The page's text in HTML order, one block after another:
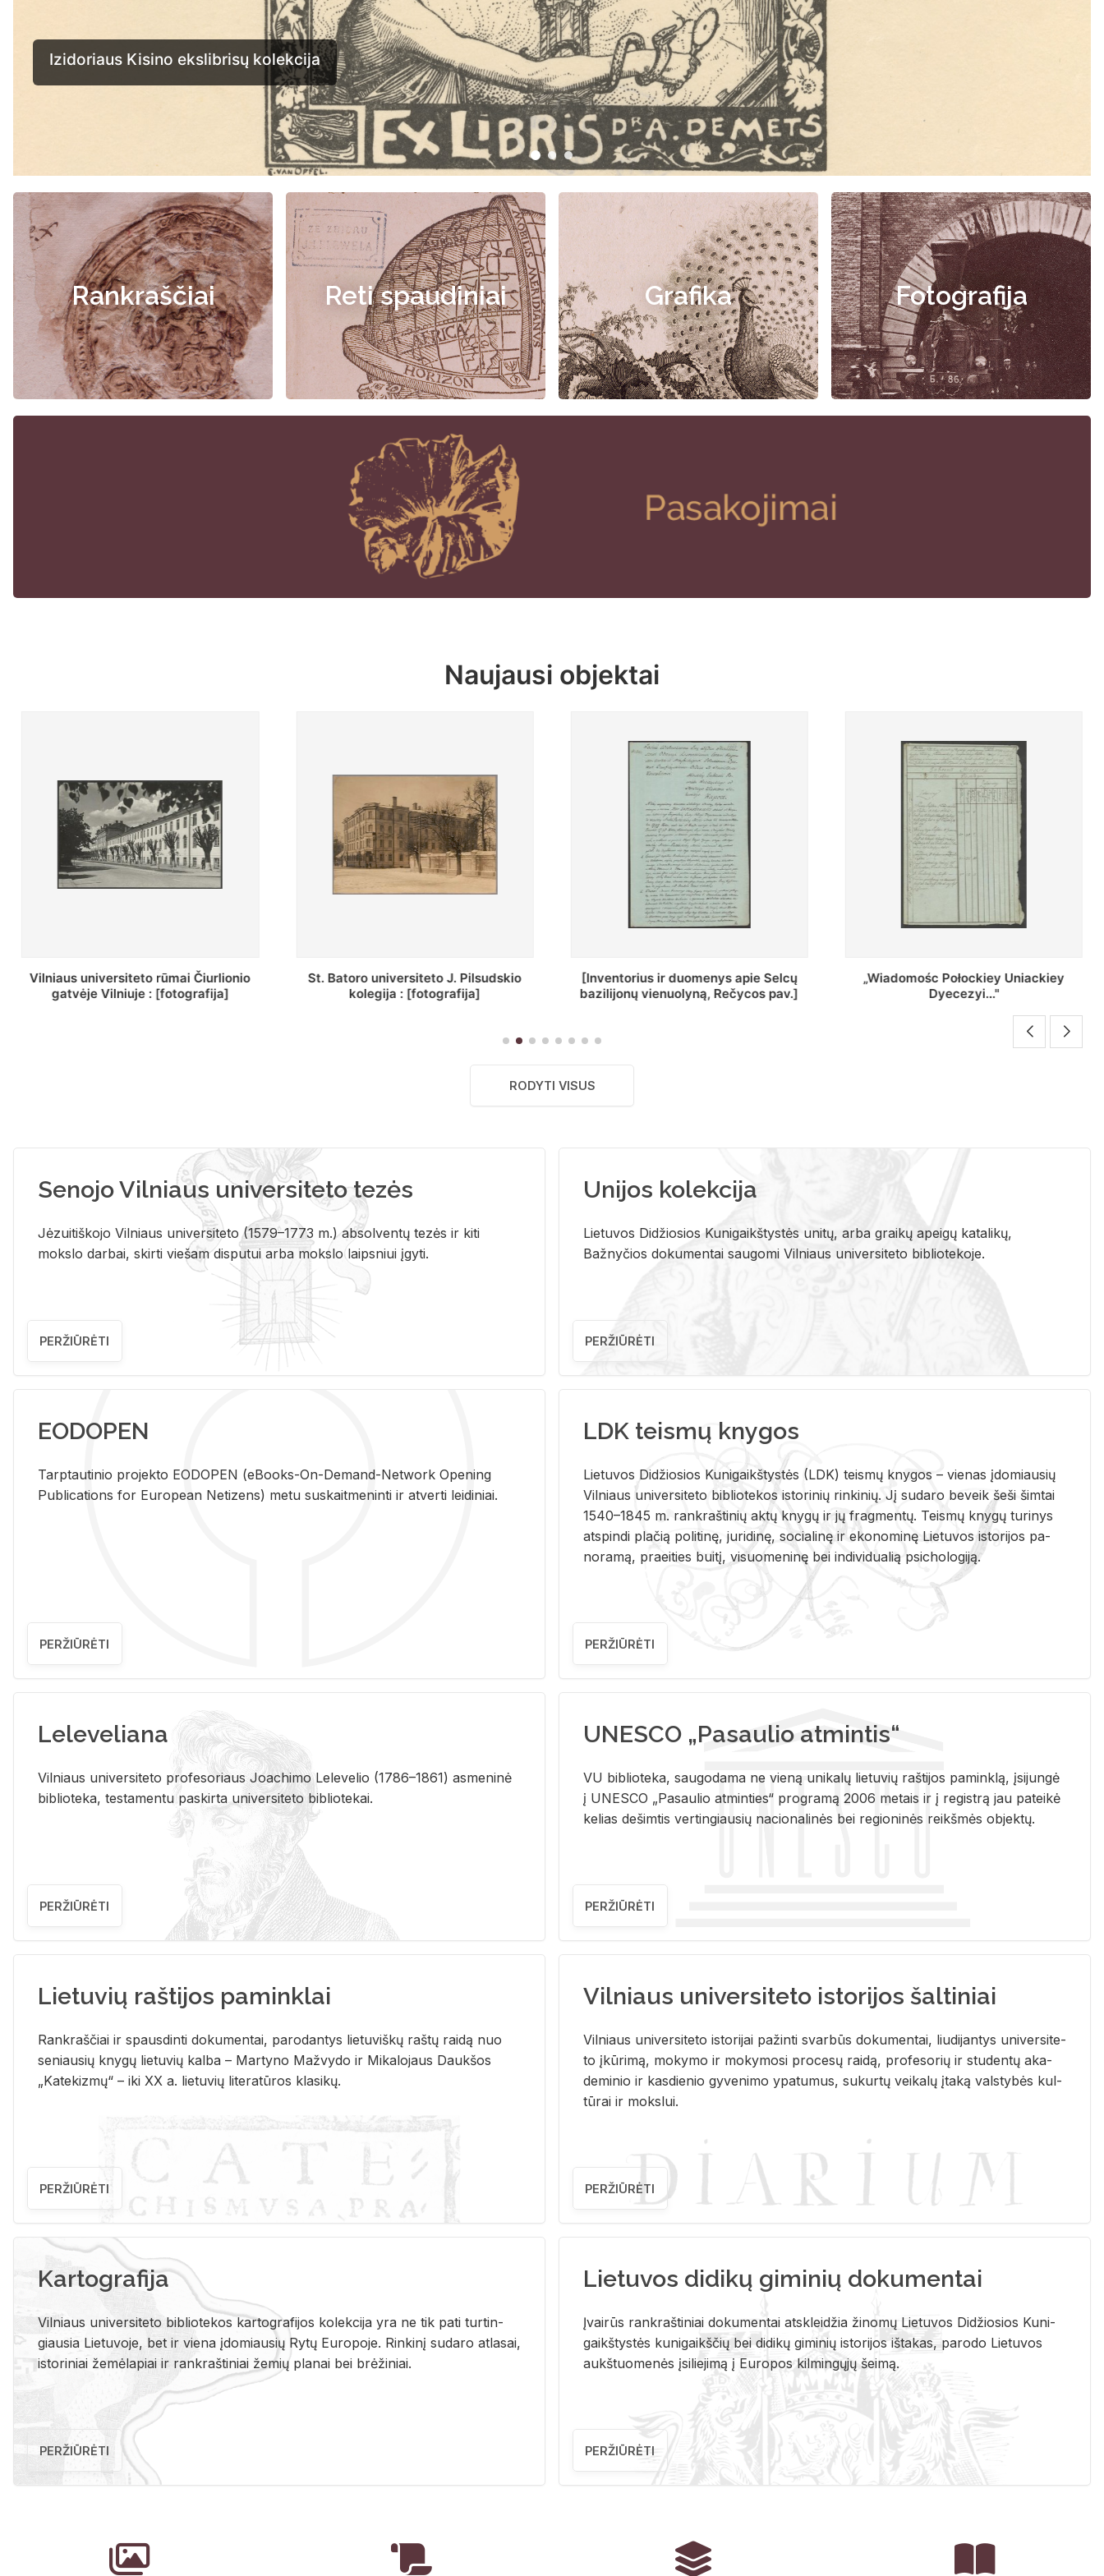
Rankraščiai Reti spaudiniai Grafika Fotografija
Naujausi objektai
St. Batoro universiteto J. Pilsudskio
kolegija : [fotografija]
[Inventorius ir duomenys apie Selcų
bazilijonų vienuolyną, Rečycos pav.]
„Wiadomośc Połockiey Uniackiey
Dyecezyi..."
Regestr Parochow Dekanatu
Brzeskiego
RODYTI VISUS
Senojo Vilniaus universiteto tezės
Jėzuitiškojo Vilniaus universiteto (1579–1773 m.) absolventų tezės ir kiti
mokslo darbai, skirti viešam disputui arba mokslo laipsniui įgyti.
PERŽIŪRĖTI
Unijos kolekcija
Lietuvos Didžiosios Kunigaikštystės unitų, arba graikų apeigų katalikų,
Bažnyčios dokumentai saugomi Vilniaus universiteto bibliotekoje.
PERŽIŪRĖTI
EODOPEN
Tarp­tau­ti­nio pro­jek­to EO­DO­PEN (eBo­oks-On-De­mand-Ne­twork Ope­ning
Pub­li­ca­tions for Eu­ro­pe­an Ne­ti­zens) metu su­skait­me­nin­ti ir at­ver­ti lei­di­niai.
PERŽIŪRĖTI
LDK teismų knygos
Lie­tu­vos Di­džio­sios Ku­ni­gaikš­tys­tės (LDK) teis­mų kny­gos – vie­nas įdo­miau­sių
Vil­niaus uni­ver­si­te­to bi­b­lio­te­kos is­to­ri­nių rin­ki­nių. Jį su­da­ro be­veik šeši šim­tai
1540–1845 m. rank­raš­ti­nių aktų kny­gų ir jų frag­men­tų. Teis­mų kny­gų tu­ri­nys
at­spin­di pla­čią po­li­ti­nę, ju­ri­di­nę, so­cia­li­nę ir eko­no­mi­nę Lie­tu­vos is­to­ri­jos pa­
no­ra­mą, pra­ei­ties bui­tį, vi­suo­me­ni­nę bei in­di­vi­dua­lią psi­cho­lo­gi­ją.
PERŽIŪRĖTI
Leleveliana
Vil­niaus uni­ver­si­te­to pro­fe­so­riaus Jo­a­chi­mo Le­le­ve­lio (1786–1861) as­me­ni­nė
bi­b­lio­te­ka, te­sta­men­tu pa­skir­ta uni­ver­si­te­to bi­b­lio­te­kai.
PERŽIŪRĖTI
UNESCO „Pasaulio atmintis“
VU biblioteka, saugodama ne vieną unikalų lietuvių raštijos paminklą, įsijungė
į UNESCO „Pasaulio atminties“ programą 2006 metais ir į registrą jau pateikė
kelias dešimtis vertingiausių nacionalinės bei regioninės reikšmės objektų.
PERŽIŪRĖTI
Lietuvių raštijos paminklai
Rank­raš­čiai ir spaus­din­ti do­ku­men­tai, pa­ro­dan­tys lie­tu­viš­kų raš­tų rai­dą nuo
se­niau­sių kny­gų lie­tu­vių kal­ba – Mar­ty­no Ma­žvy­do ir Mi­ka­lo­jaus Dauk­šos
„Ka­te­kiz­mų“ – iki XX a. lie­tu­vių li­te­ra­tū­ros kla­si­kų.
PERŽIŪRĖTI
Vilniaus universiteto istorijos šaltiniai
Vil­niaus uni­ver­si­te­to is­to­ri­jai pa­žin­ti svar­būs do­ku­men­tai, liu­di­jan­tys uni­ver­si­te­
to įkū­ri­mą, mo­ky­mo ir mo­ky­mo­si pro­ce­sų rai­dą, pro­fe­so­rių ir stu­den­tų aka­
de­mi­nio ir kas­die­nio gy­ve­ni­mo ypa­tu­mus, su­kur­tų vei­ka­lų įta­ką vals­ty­bės kul­
tū­rai ir moks­lui.
PERŽIŪRĖTI
Kartografija
Vil­niaus uni­ver­si­te­to bi­b­lio­te­kos kar­to­gra­fi­jos ko­lek­ci­ja yra ne tik pati tur­tin­
giau­sia Lie­tu­vo­je, bet ir vie­na įdo­miau­sių Rytų Eu­ro­po­je. Rin­ki­nį su­da­ro at­la­sai,
is­to­ri­niai že­mė­la­piai ir rank­raš­ti­niai že­mių pla­nai bei brė­ži­niai.
PERŽIŪRĖTI
Lietuvos didikų giminių dokumentai
Įvai­rūs rank­raš­ti­niai do­ku­men­tai at­sklei­džia ži­no­mų Lie­tu­vos Di­džio­sios Ku­ni­
gaikš­tys­tės ku­ni­gaikš­čių bei di­di­kų gi­mi­nių is­to­ri­jos iš­ta­kas, pa­ro­do Lie­tu­vos
aukš­tuo­me­nės įsi­lie­ji­mą į Eu­ro­pos kil­min­gų­jų šei­mą.
PERŽIŪRĖTI